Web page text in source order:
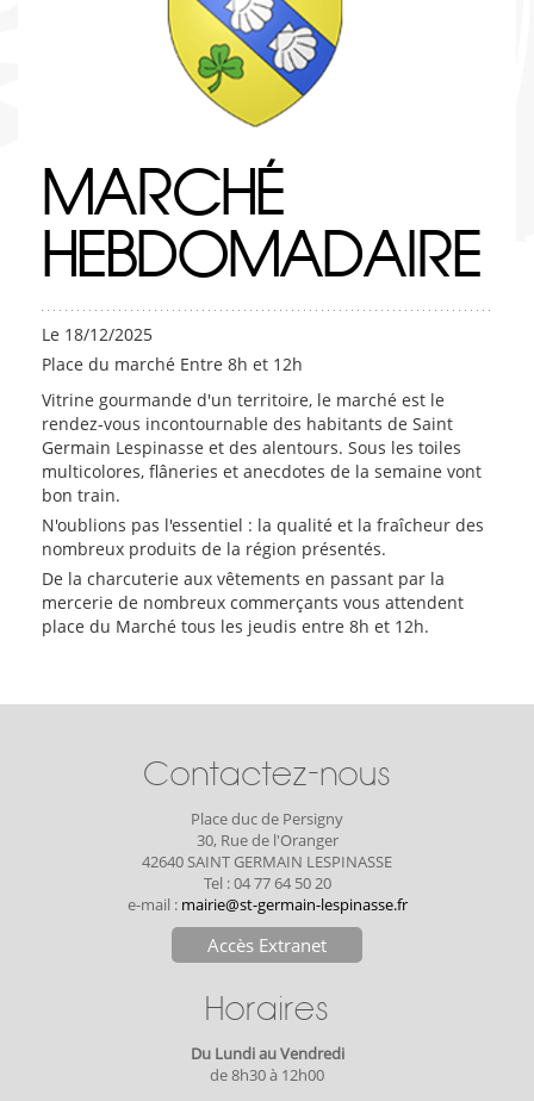
MARCHÉ
HEBDOMADAIRE
Le 18/12/2025
Place du marché Entre 8h et 12h
Vitrine gourmande d'un territoire, le marché est le
rendez-vous incontournable des habitants de Saint
Germain Lespinasse et des alentours. Sous les toiles
multicolores, flâneries et anecdotes de la semaine vont
bon train.
N'oublions pas l'essentiel : la qualité et la fraîcheur des
nombreux produits de la région présentés.
De la charcuterie aux vêtements en passant par la
mercerie de nombreux commerçants vous attendent
place du Marché tous les jeudis entre 8h et 12h.
Contactez-nous
Place duc de Persigny
30, Rue de l'Oranger
42640 SAINT GERMAIN LESPINASSE
Tel : 04 77 64 50 20
e-mail : mairie@st-germain-lespinasse.fr
Accès Extranet
Horaires
Du Lundi au Vendredi
de 8h30 à 12h00